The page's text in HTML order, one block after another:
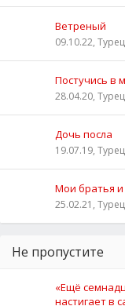
Ветреный
09.10.22,
Постучись в
28.04.20,
Дочь посла
19.07.19,
Мои братья и
25.02.21,
Не пропустите
«Ещё
настигает в